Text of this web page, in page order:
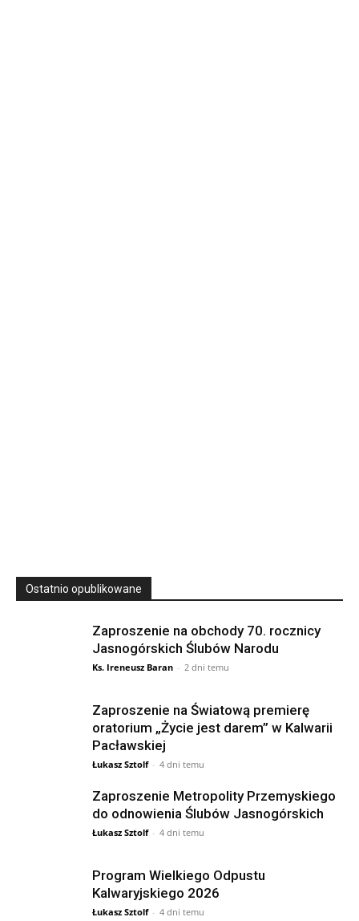
Ostatnio opublikowane
Zaproszenie na obchody 70. rocznicy
Jasnogórskich Ślubów Narodu
Ks. Ireneusz Baran - 2 dni temu
Zaproszenie na Światową premierę
oratorium „Życie jest darem” w Kalwarii
Pacławskiej
Łukasz Sztolf - 4 dni temu
Zaproszenie Metropolity Przemyskiego
do odnowienia Ślubów Jasnogórskich
Łukasz Sztolf - 4 dni temu
Program Wielkiego Odpustu
Kalwaryjskiego 2026
Łukasz Sztolf - 4 dni temu